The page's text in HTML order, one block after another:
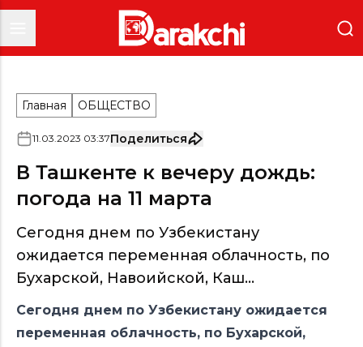
Главная ОБЩЕСТВО
11.03.2023 03:37Поделиться
В Ташкенте к вечеру дождь:
погода на 11 марта
Сегодня днем по Узбекистану
ожидается переменная облачность, по
Бухарской, Навоийской, Каш...
Сегодня днем по Узбекистану ожидается
переменная облачность, по Бухарской,